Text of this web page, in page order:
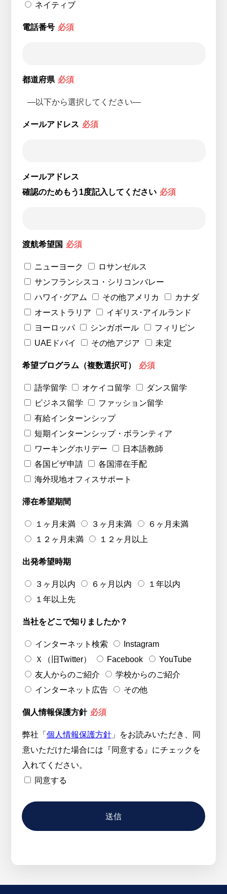
ネイティブ
電話番号 必須
都道府県 必須
メールアドレス 必須
メールアドレス
確認のためもう1度記入してください 必須
渡航希望国 必須
ニューヨーク
ロサンゼルス
サンフランシスコ・シリコンバレー
ハワイ･グアム
その他アメリカ
カナダ
オーストラリア
イギリス･アイルランド
ヨーロッパ
シンガポール
フィリピン
UAEドバイ
その他アジア 未定
希望プログラム（複数選択可） 必須
語学留学 オケイコ留学
ダンス留学
ビジネス留学
ファッション留学
有給インターンシップ
短期インターンシップ・ボランティア
ワーキングホリデー
日本語教師
各国ビザ申請
各国滞在手配
海外現地オフィスサポート
滞在希望期間
１ヶ月未満 ３ヶ月未満
６ヶ月未満
１２ヶ月未満
１２ヶ月以上
出発希望時期
３ヶ月以内 ６ヶ月以内
１年以内
１年以上先
当社をどこで知りましたか？
インターネット検索
Instagram
Ｘ（旧Twitter）
Facebook
YouTube
友人からのご紹介
学校からのご紹介
インターネット広告
その他
個人情報保護方針 必須
弊社「 個人情報保護方針」をお読みいただき、同
意いただけた場合には『同意する』にチェックを
入れてください。
同意する